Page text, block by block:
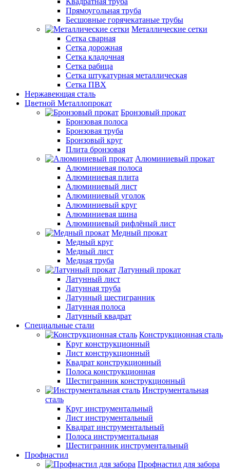
Прямоугольная труба
Бесшовные горячекатаные трубы
Металлические сетки
Сетка сварная
Сетка дорожная
Сетка кладочная
Сетка рабица
Сетка штукатурная металлическая
Сетка ПВХ
Нержавеющая сталь
Цветной Металлопрокат
Бронзовый прокат
Бронзовая полоса
Бронзовая труба
Бронзовый круг
Плита бронзовая
Алюминиевый прокат
Алюминиевая полоса
Алюминиевая плита
Алюминиевый лист
Алюминиевый уголок
Алюминиевый круг
Алюминиевая шина
Алюминиевый рифлёный лист
Медный прокат
Медный круг
Медный лист
Медная труба
Латунный прокат
Латунный лист
Латунная труба
Латунный шестигранник
Латунная полоса
Латунный квадрат
Специальные стали
Конструкционная сталь
Круг конструкционный
Лист конструкционный
Квадрат конструкционный
Полоса конструкционная
Шестигранник конструкционный
Инструментальная
сталь
Круг инструментальный
Лист инструментальный
Квадрат инструментальный
Полоса инструментальная
Шестигранник инструментальный
Профнастил
Профнастил для забора